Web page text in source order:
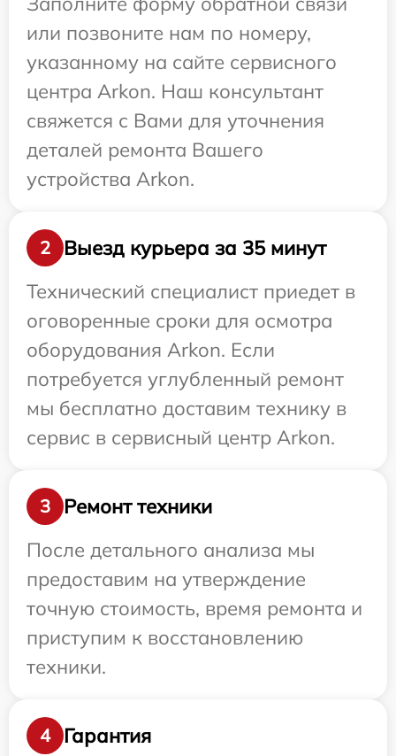
или позвоните нам по номеру,
указанному на сайте сервисного
центра Arkon. Наш консультант
свяжется с Вами для уточнения
деталей ремонта Вашего
устройства Arkon.
2
Выезд курьера за 35 минут
Технический специалист приедет в
оговоренные сроки для осмотра
оборудования Arkon. Если
потребуется углубленный ремонт
мы бесплатно доставим технику в
сервис в сервисный центр Arkon.
3
Ремонт техники
После детального анализа мы
предоставим на утверждение
точную стоимость, время ремонта и
приступим к восстановлению
техники.
4
Гарантия